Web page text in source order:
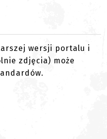
wersji portalu i
zdjęcia) może